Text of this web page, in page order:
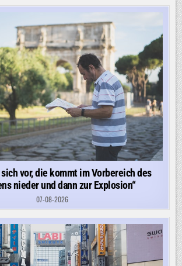
vor, die kommt im Vorbereich des
nieder und dann zur Explosion“
07-08-2026